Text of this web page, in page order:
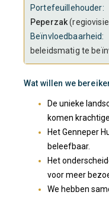
Portefeuillehouder:
Peperzak
Beïnvloedbaarheid:
beleidsmatig te
Wat willen we
De unieke
komen
Het Genneper
beleefbaar.
Het
voor meer
We hebben